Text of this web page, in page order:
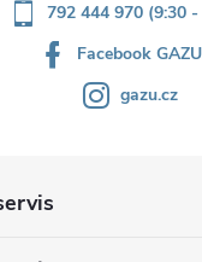
792 444 970 (9:30 -
Facebook
gazu.cz